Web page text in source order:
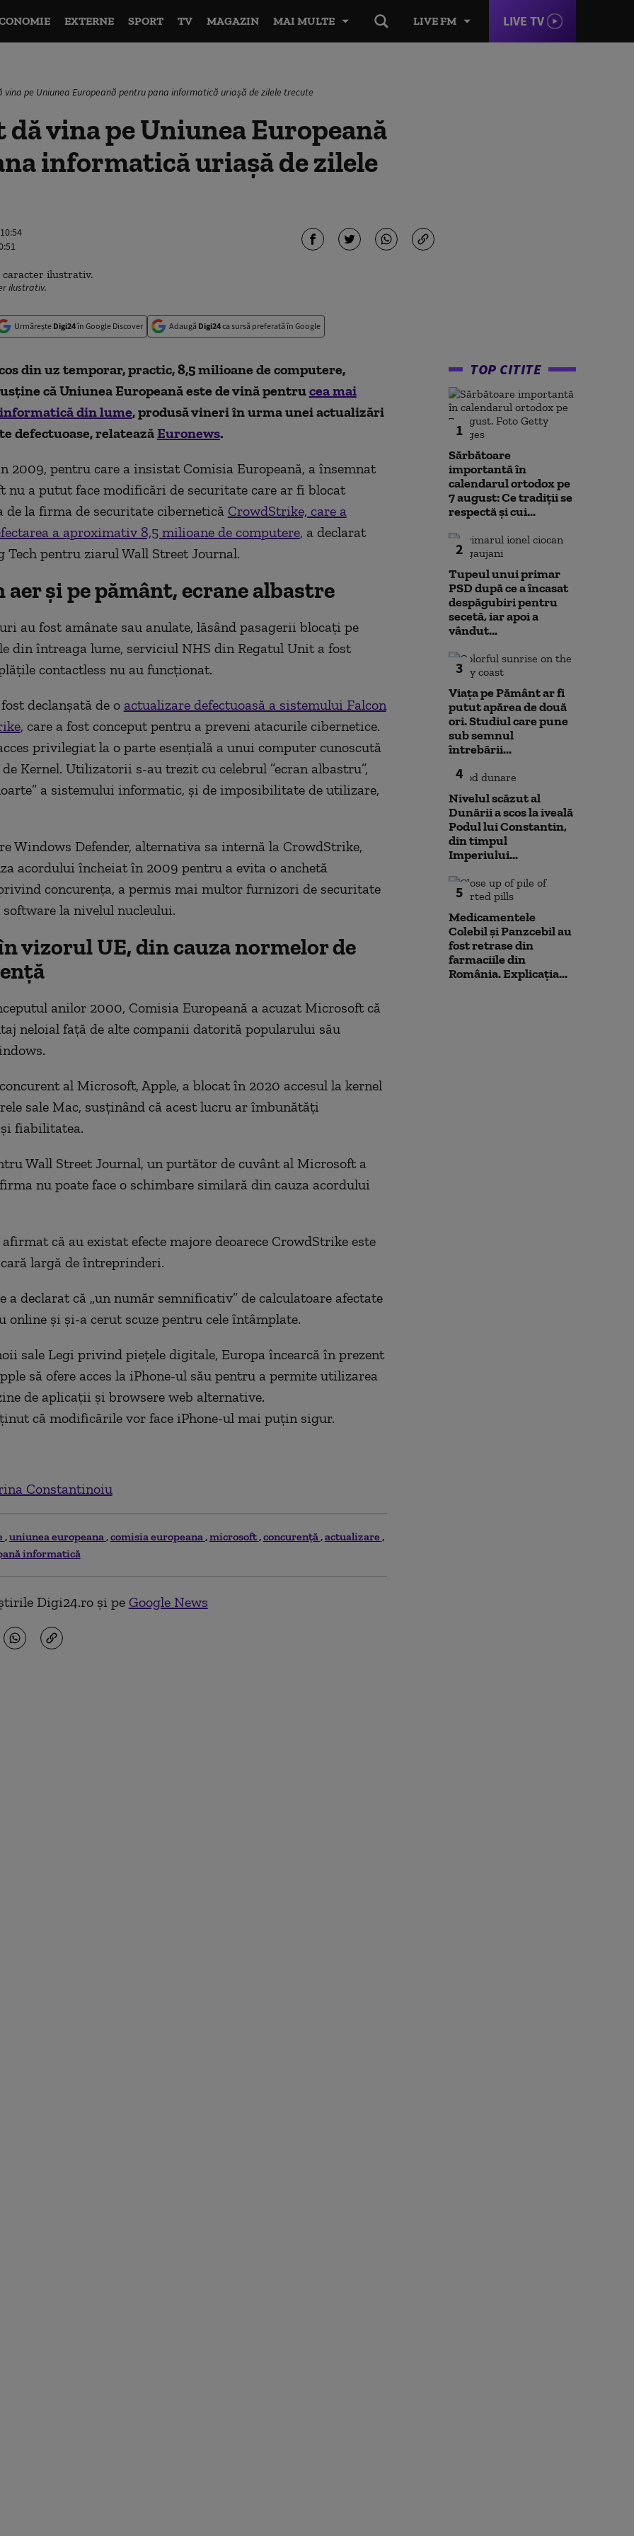
LIVE FM LIVE TV
EXTERNE SPORT TV MAGAZIN MAI MULTE
vina pe Uniunea Europeană pentru pana informatică uriașă de zilele trecute
vina pe Uniunea Europeană
informatică uriașă de zilele
ilustrativ.
Urmărește Digi24în Google Discover Adaugă Digi24ca sursă preferată în Google
din uz temporar, practic, 8,5 milioane de computere,
că Uniunea Europeană este de vină pentrucea mai
din lume, produsă vineri în urma unei actualizări
defectuoase, relateazăEuronews.
2009, pentru care a insistat Comisia Europeană, a însemnat
nu a putut face modificări de securitate care ar fi blocat
de la firma de securitate cibernetică CrowdStrike, care a
a aproximativ 8,5 milioane de computere, a declarat
Tech pentru ziarul Wall Street Journal.
aer și pe pământ, ecrane albastre
au fost amânate sau anulate, lăsând pasagerii blocați pe
din întreaga lume, serviciul NHS din Regatul Unit a fost
contactless nu au funcționat.
declanșată de o actualizare defectuoasă a sistemului Falcon
, care a fost conceput pentru a preveni atacurile cibernetice.
privilegiat la o parte esențială a unui computer cunoscută
Kernel. Utilizatorii s-au trezit cu celebrul ”ecran albastru”,
a sistemului informatic, și de imposibilitate de utilizare,
Windows Defender, alternativa sa internă la CrowdStrike,
acordului încheiat în 2009 pentru a evita o anchetă
concurența, a permis mai multor furnizori de securitate
software la nivelul nucleului.
vizorul UE, din cauza normelor de
anilor 2000, Comisia Europeană a acuzat Microsoft că
neloial față de alte companii datorită popularului său
al Microsoft, Apple, a blocat în 2020 accesul la kernel
sale Mac, susținând că acest lucru ar îmbunătăți
fiabilitatea.
Wall Street Journal, un purtător de cuvânt al Microsoft a
nu poate face o schimbare similară din cauza acordului
că au existat efecte majore deoarece CrowdStrike este
largă de întreprinderi.
a declarat că „un număr semnificativ” de calculatoare afectate
online și și-a cerut scuze pentru cele întâmplate.
sale Legi privind piețele digitale, Europa încearcă în prezent
să ofere acces la iPhone-ul său pentru a permite utilizarea
de aplicații și browsere web alternative.
că modificările vor face iPhone-ul mai puțin sigur.
Constantinoiu
uniunea europeana comisia europeana microsoft concurenţă actualizare
informatică
Digi24.ro și pe Google News
TOP CITITE
1
Sărbătoare
importantă în
calendarul ortodox pe
7 august: Ce tradiții se
respectă și cui...
2
Tupeul unui primar
PSD după ce a încasat
despăgubiri pentru
secetă, iar apoi a
vândut...
3
Viața pe Pământ ar fi
putut apărea de două
ori. Studiul care pune
sub semnul
întrebării...
4
Nivelul scăzut al
Dunării a scos la iveală
Podul lui Constantin,
din timpul
Imperiului...
5
Medicamentele
Colebil și Panzcebil au
fost retrase din
farmaciile din
România. Explicația...